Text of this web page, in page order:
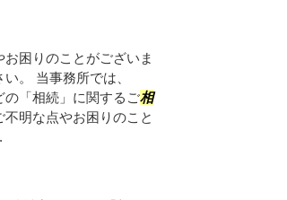
困りのことがございま
い。 当事務所では、
の「相続」に関するご相
明な点やお困りのこと